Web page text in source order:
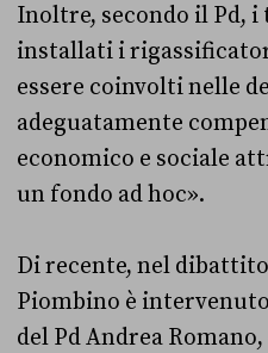
Inoltre, secondo il Pd,
installati i
essere coinvolti nelle
adeguatamente
economico e sociale
un fondo ad hoc».
Di recente, nel
Piombino è
del Pd Andrea